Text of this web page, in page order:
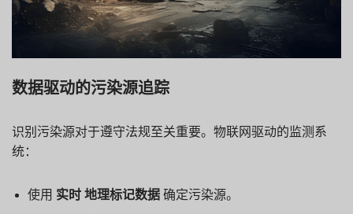
数据驱动的污染源追踪
识别污染源对于遵守法规至关重要。物联网驱动的监测系
统：
使用 实时 地理标记数据 确定污染源。